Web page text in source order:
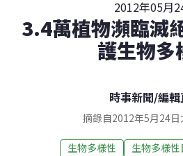
2012年05月
3.4萬植物瀕臨滅
護生物多
時事新聞/編
摘錄自2012年5月24日
生物多樣性 生物多樣性